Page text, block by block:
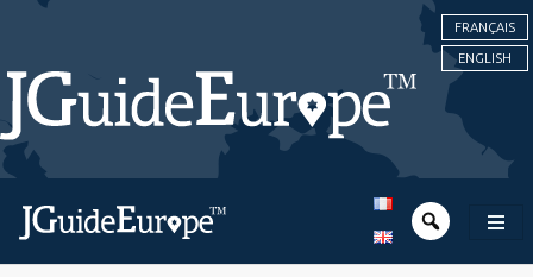
FRANÇAIS
ENGLISH